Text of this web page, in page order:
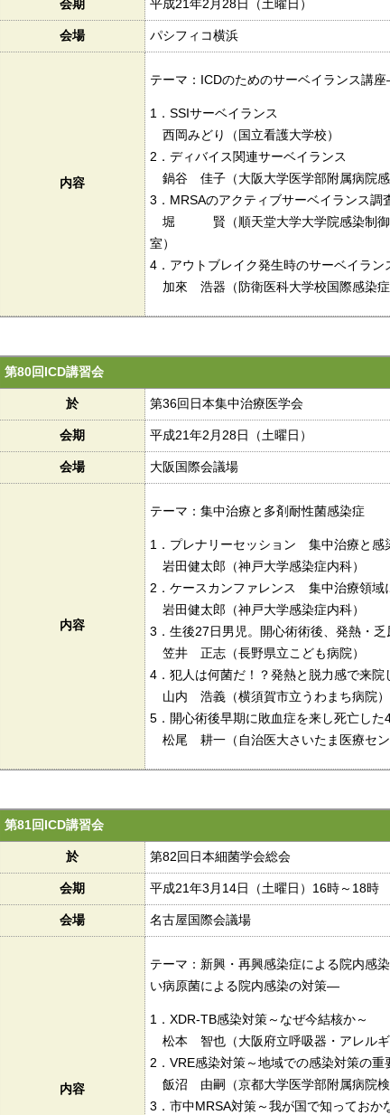
会期 平成21年2月28日（土曜日）
会場 パシフィコ横浜
内容
テーマ：ICDのためのサーベイランス講
1．SSIサーベイランス
西岡みどり（国立看護大学校）
2．ディバイス関連サーベイランス
鍋谷 佳子（大阪大学医学部附属病院感
3．MRSAのアクティブサーベイランス調
堀 賢（順天堂大学大学院感染制御
室）
4．アウトブレイク発生時のサーベイラン
加來 浩器（防衛医科大学校国際感染症
第80回ICD講習会
於 第36回日本集中治療医学会
会期 平成21年2月28日（土曜日）
会場 大阪国際会議場
内容
テーマ：集中治療と多剤耐性菌感染症
1．プレナリーセッション 集中治療と
岩田健太郎（神戸大学感染症内科）
2．ケースカンファレンス 集中治療領域
岩田健太郎（神戸大学感染症内科）
3．生後27日男児。開心術術後、発熱・乏
笠井 正志（長野県立こども病院）
4．犯人は何菌だ！？発熱と脱力感で来院
山内 浩義（横須賀市立うわまち病院）
5．開心術後早期に敗血症を来し死亡した
松尾 耕一（自治医大さいたま医療セン
第81回ICD講習会
於 第82回日本細菌学会総会
会期 平成21年3月14日（土曜日）16時～18時
会場 名古屋国際会議場
内容
テーマ：新興・再興感染症による院内感
い病原菌による院内感染の対策―
1．XDR-TB感染対策～なぜ今結核か～
松本 智也（大阪府立呼吸器・アレルギ
2．VRE感染対策～地域での感染対策の重
飯沼 由嗣（京都大学医学部附属病院検
3．市中MRSA対策～我が国で知っておか